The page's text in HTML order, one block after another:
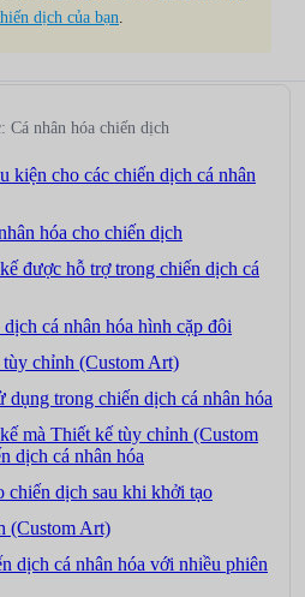
dịch của bạn
Cá nhân hóa chiến dịch
kiện cho các chiến dịch cá nhân
hóa cho chiến dịch
được hỗ trợ trong chiến dịch cá
cá nhân hóa hình cặp đôi
chỉnh (Custom Art)
dụng trong chiến dịch cá nhân hóa
mà Thiết kế tùy chỉnh (Custom
dịch cá nhân hóa
chiến dịch sau khi khởi tạo
(Custom Art)
dịch cá nhân hóa với nhiều phiên